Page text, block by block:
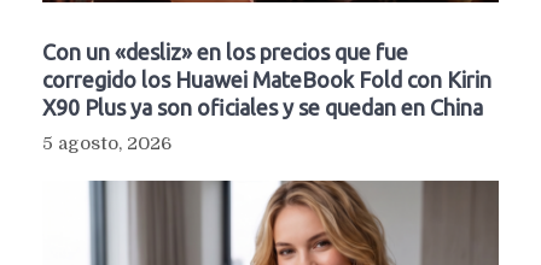
Con un «desliz» en los precios que fue
corregido los Huawei MateBook Fold con Kirin
X90 Plus ya son oficiales y se quedan en China
5 agosto, 2026